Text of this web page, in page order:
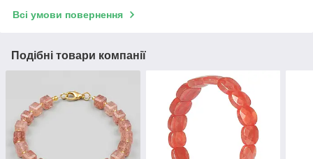
Всі умови повернення
Подібні товари компанії